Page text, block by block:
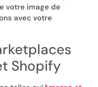
votre image de
avec votre
Shopify